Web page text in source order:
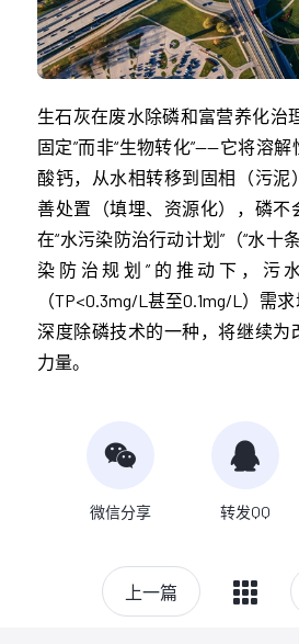
生石灰在废水除磷和富营养化治
固定”而非“生物转化”——它将溶
酸钙，从水相转移到固相（污泥
善处置（填埋、资源化），磷不
在“水污染防治行动计划”（“水十
染防治规划”的推动下，污
（TP<0.3mg/L甚至0.1mg/L）需
深度除磷技术的一种，将继续为
力量。
微信分享 转发QQ
上一篇